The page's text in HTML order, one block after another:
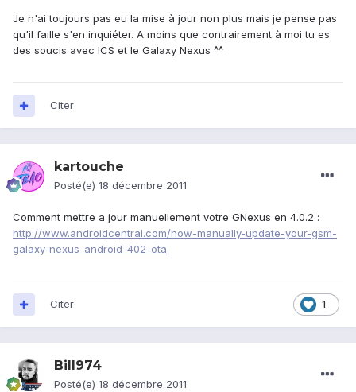
Je n'ai toujours pas eu la mise à jour non plus mais je pense pas
qu'il faille s'en inquiéter. A moins que contrairement à moi tu es
des soucis avec ICS et le Galaxy Nexus ^^
Citer
kartouche
Posté(e) 18 décembre 2011
Comment mettre a jour manuellement votre GNexus en 4.0.2 :
http://www.androidcentral.com/how-manually-update-your-gsm-
galaxy-nexus-android-402-ota
1
Citer
Bill974
Posté(e) 18 décembre 2011